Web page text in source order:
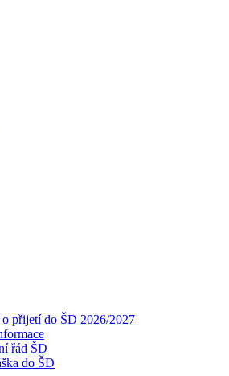
přijetí do ŠD 2026/2027
řád ŠD
do ŠD